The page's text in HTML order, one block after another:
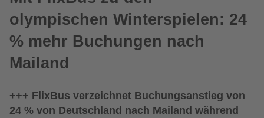
olympischen Winterspielen: 24
% mehr Buchungen nach
Mailand
+++ FlixBus verzeichnet Buchungsanstieg von
24 % von Deutschland nach Mailand während